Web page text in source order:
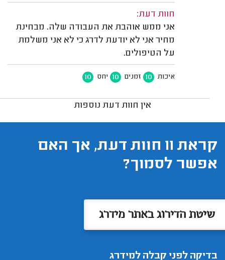
חוות דעת:
אני ממש אוהבת את העבודה שלה. מבחינת
מחיר אני לא יודעת לדרג כי לא אני משלמת
על הטיפולים.
איכות 10 זמנים 10 יחס 10
אין חוות דעת נוספות
קראת 11 חוות דעת, אך האם
אפשר לסמוך?
שיטת הדירוג באתר מידרג
בדיקה לפני קבלה למידרג